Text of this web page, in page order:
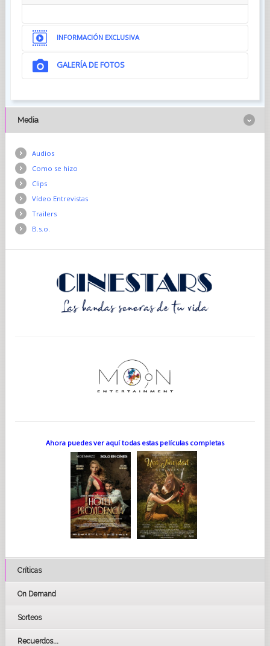
INFORMACIÓN EXCLUSIVA
GALERÍA DE FOTOS
Media
Audios
Como se hizo
Clips
Vídeo Entrevistas
Trailers
B.s.o.
Ahora puedes ver aquí todas estas películas completas
Críticas
On Demand
Sorteos
Recuerdos...